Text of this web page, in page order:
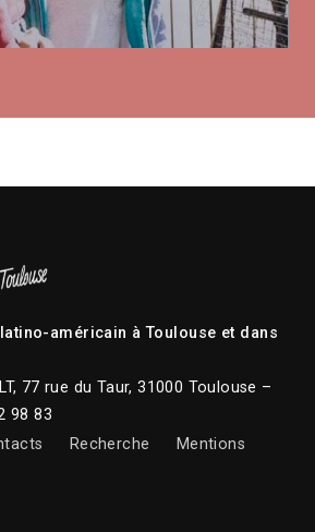
américain à Toulouse et dans
77 rue du Taur, 31000 Toulouse –
98 83
Recherche
Mentions